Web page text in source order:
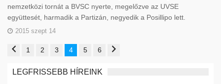
nemzetközi tornát a BVSC nyerte, megelőzve az UVSE
együttesét, harmadik a Partizán, negyedik a Posillipo lett.
2015 szept 14
1 2 3 4 5 6
LEGFRISSEBB HÍREINK